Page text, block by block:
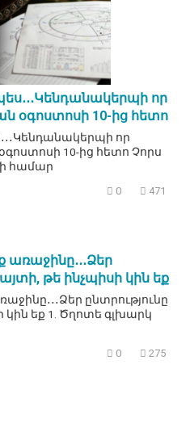
որ
օգոստոսի 10-ից հետո
որ
10-ից հետո Չորս
համար
0 471
առաջինը․․․Ձեր
թե ինչպիսի կին եք
ընտրությունը
եք 1. Ծղոտե գլխարկ
0 275